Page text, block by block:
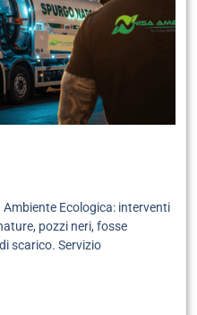
Ecologica: interventi
pozzi neri, fosse
scarico. Servizio